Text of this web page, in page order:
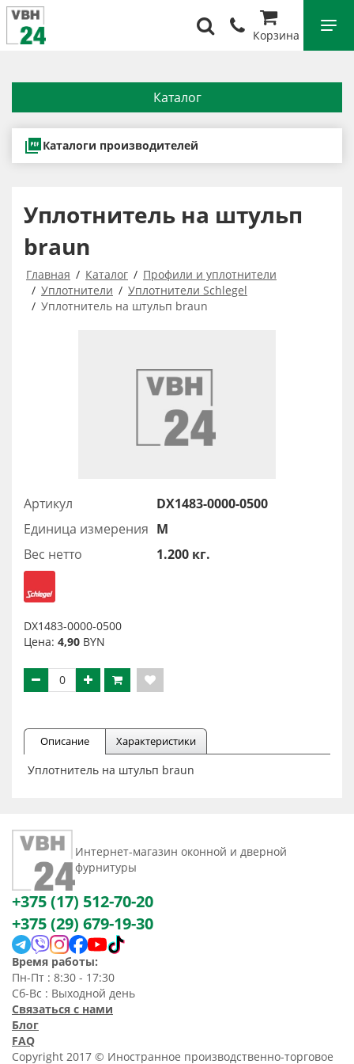
Корзина
Каталог
Каталоги производителей
Уплотнитель на штульп
braun
Главная Каталог
Профили и уплотнители
Уплотнители
Уплотнители Schlegel
Уплотнитель на штульп braun
Артикул
DX1483-0000-0500
Единица измерения М
Вес нетто
1.200 кг.
DX1483-0000-0500
Цена: 4,90 BYN
Описание Характеристики
Уплотнитель на штульп braun
Интернет-магазин оконной и дверной
фурнитуры
+375 (17) 512-70-20
+375 (29) 679-19-30
Время работы:
Пн-Пт : 8:30 - 17:30
Сб-Вс : Выходной день
Связаться с нами
Блог
FAQ
Copyright 2017 © Иностранное производственно-торговое